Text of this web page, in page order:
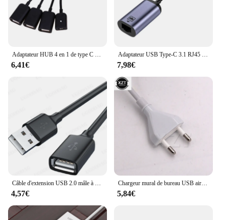
Adaptateur HUB 4 en 1 de type C avec chargeur d'alimentation, hub OTG, câble USB C, adaptateur pour smartphones, tablettes, souris, clavier
6,41€
Adaptateur USB Type-C 3.1 RJ45 LAN Ethernet vers 50/100M Gigabit, prise réseau filaire externe pour MacPleP1 11 10 7
7,98€
4,57€
Chargeur mural de bureau USB airies, adaptateur secteur, prise UE, prise US, prise d'extension de charge, interrupteur, 6 ports, 30W
5,84€